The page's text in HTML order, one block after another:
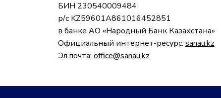
БИН 230540009484
р/с KZ59601A861016452851
в банке АО «Народный Банк Казахстана»
Официальный интернет-ресурс: sanau.kz
Эл.почта: office@sanau.kz